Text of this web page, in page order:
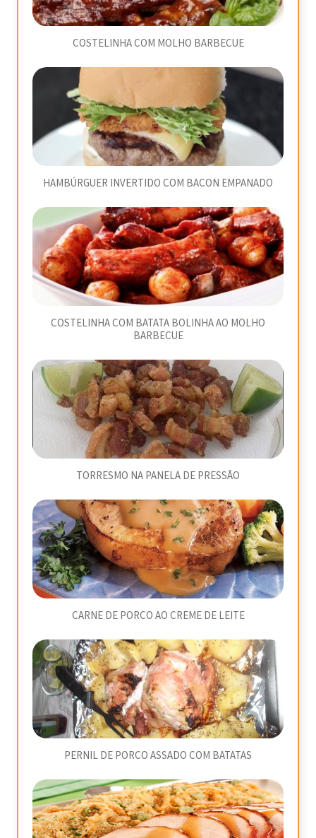
COSTELINHA COM MOLHO BARBECUE
HAMBÚRGUER INVERTIDO COM BACON EMPANADO
COSTELINHA COM BATATA BOLINHA AO MOLHO
BARBECUE
TORRESMO NA PANELA DE PRESSÃO
CARNE DE PORCO AO CREME DE LEITE
PERNIL DE PORCO ASSADO COM BATATAS